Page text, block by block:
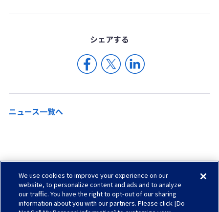
シェアする
ニュース一覧へ
Check in AGC
サイトマップ
We use cookies to improve your experience on our
website, to personalize content and ads and to analyze
our traffic. You have the right to opt-out of our sharing
information about you with our partners. Please click [Do